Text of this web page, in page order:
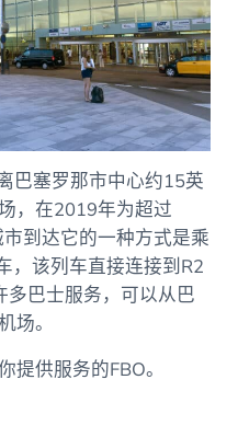
巴塞罗那市中心约15英
，在2019年为超过
到达它的一种方式是乘
，该列车直接连接到R2
巴士服务，可以从巴
场。
提供服务的FBO。